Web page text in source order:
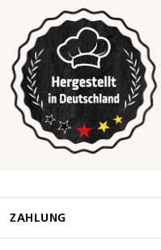
ZAHLUNG